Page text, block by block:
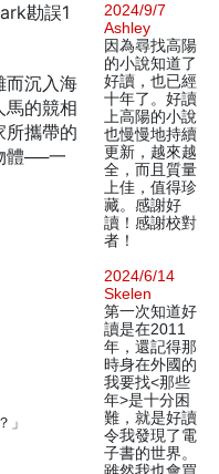
勘誤1
而沉入海
馬的競相
所攜帶的
體──一
」
2024/9/7
Ashley
因為尋找高陽
的小說知道了
好讀，也已經
十年了。好讀
上高陽的小說
也慢慢地持續
更新，越來越
全，而且質量
上佳，值得珍
藏。感謝好
讀！感謝校對
者！
2024/6/14
Skelen
第一次知道好
讀是在2011
年，還記得那
時身在外國的
我要找<那些
年>是十分困
難，就是好讀
令我發現了電
子書的世界。